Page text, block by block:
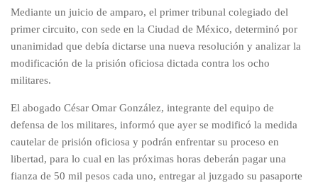
Mediante un juicio de amparo, el primer tribunal colegiado del
primer circuito, con sede en la Ciudad de México, determinó por
unanimidad que debía dictarse una nueva resolución y analizar la
modificación de la prisión oficiosa dictada contra los ocho
militares.
El abogado César Omar González, integrante del equipo de
defensa de los militares, informó que ayer se modificó la medida
cautelar de prisión oficiosa y podrán enfrentar su proceso en
libertad, para lo cual en las próximas horas deberán pagar una
fianza de 50 mil pesos cada uno, entregar al juzgado su pasaporte